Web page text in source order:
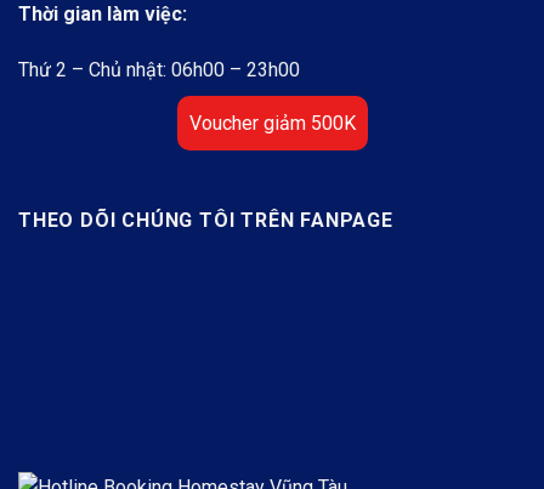
Thời gian làm việc:
Thứ 2 – Chủ nhật: 06h00 – 23h00
Voucher giảm 500K
THEO DÕI CHÚNG TÔI TRÊN FANPAGE